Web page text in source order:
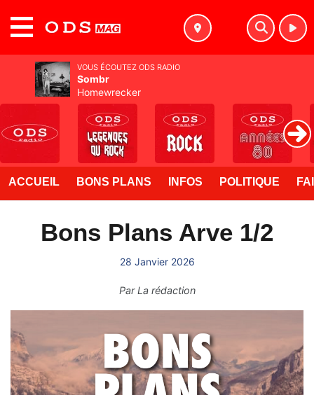
ACCUEIL BONS PLANS INFOS POLITIQUE
Bons Plans Arve 1/2
28 Janvier 2026
ParLa rédaction
VOUS ÉCOUTEZ ODS RADIO
Sombr
Homewrecker